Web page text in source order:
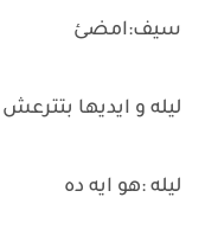
سيف:امضئ
ليله و ايديها
ليله :هو ايه ده